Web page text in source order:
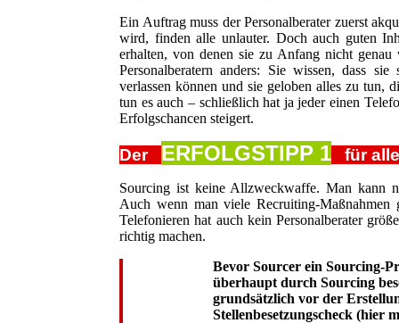
Ein Auftrag muss der Personalberater zuerst
wird, finden alle unlauter. Doch auch guten
erhalten, von denen sie zu Anfang nicht
Personalberatern anders: Sie wissen, dass
verlassen können und sie geloben alles zu tun,
tun es auch – schließlich hat ja jeder einen
Erfolgschancen steigert.
Der ERFOLGSTIPP 1 für
Sourcing ist keine Allzweckwaffe. Man kann
Auch wenn man viele Recruiting-
Telefonieren hat auch kein Personalberater
richtig machen.
Bevor Sourcer ein Sourcing-
überhaupt durch Sourcing
grundsätzlich vor der
Stellenbesetzungscheck (hier